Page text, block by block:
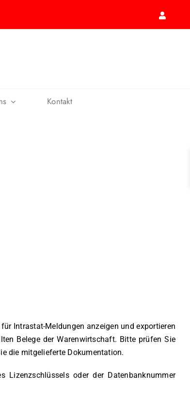
Kontakt
Intrastat-Meldungen anzeigen und exportieren
Belege der Warenwirtschaft. Bitte prüfen Sie
die mitgelieferte Dokumentation.
Lizenzschlüssels oder der Datenbanknummer